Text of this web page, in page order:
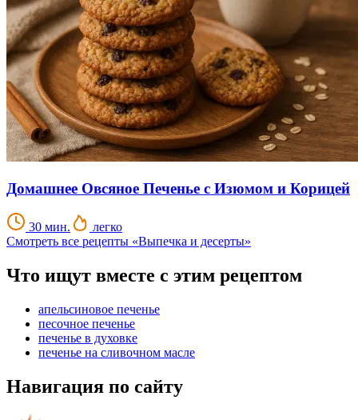
Домашнее Овсяное Печенье с Изюмом и Корицей
30 мин.
легко
Смотреть все рецепты «Выпечка и десерты»
Что ищут вместе с этим рецептом
апельсиновое печенье
песочное печенье
печенье в духовке
печенье на сливочном масле
Навигация по сайту